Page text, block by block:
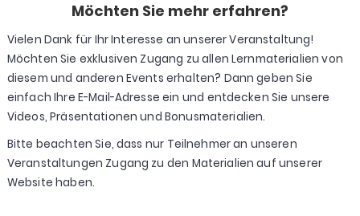
Möchten Sie mehr erfahren?
Vielen Dank für Ihr Interesse an unserer Veranstaltung!
Möchten Sie exklusiven Zugang zu allen Lernmaterialien von
diesem und anderen Events erhalten? Dann geben Sie
einfach Ihre E-Mail-Adresse ein und entdecken Sie unsere
Videos, Präsentationen und Bonusmaterialien.
Bitte beachten Sie, dass nur Teilnehmer an unseren
Veranstaltungen Zugang zu den Materialien auf unserer
Website haben.